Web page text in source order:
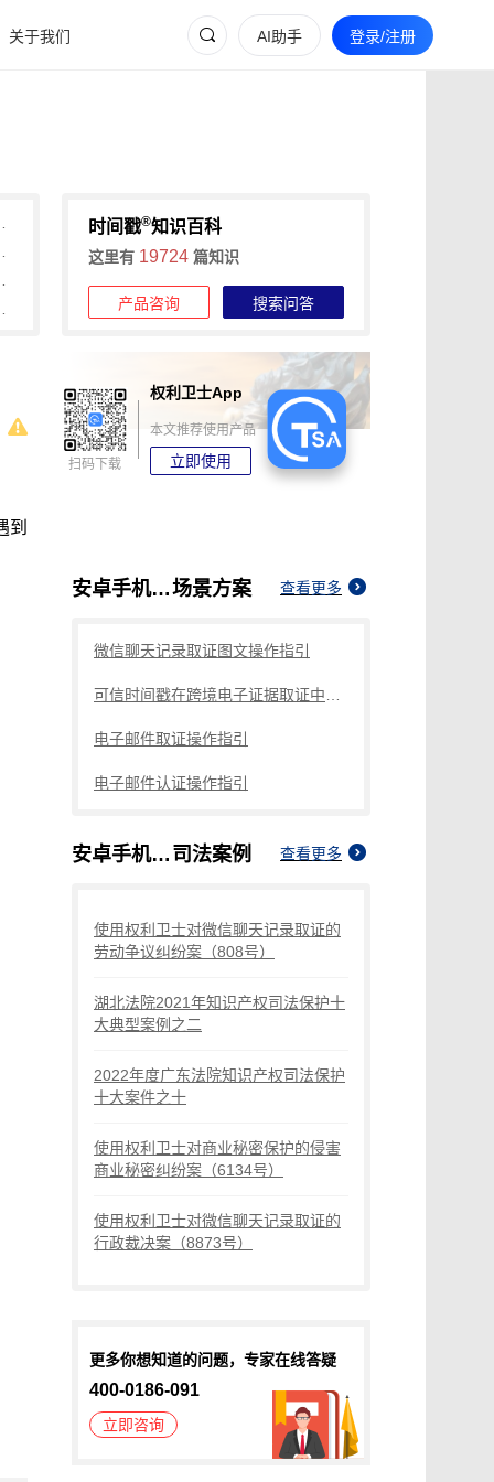
关于我们 AI助手 登录/注册
时间戳®知识百科
这里有 19724 篇知识
产品咨询 搜索问答
到
扫码下载
权利卫士App
本文推荐使用产品
立即使用
安卓手机录屏取证常见问题场景方案 查看更多
微信聊天记录取证图文操作指引
电子邮件取证操作指引
电子邮件认证操作指引
安卓手机录屏取证常见问题 司法案例 查看更多
使用权利卫士对微信聊天记录取证的
劳动争议纠纷案（808号）
湖北法院2021年知识产权司法保护十
大典型案例之二
2022年度广东法院知识产权司法保护
十大案件之十
使用权利卫士对商业秘密保护的侵害
商业秘密纠纷案（6134号）
使用权利卫士对微信聊天记录取证的
行政裁决案（8873号）
更多你想知道的问题，专家在线答疑
400-0186-091
立即咨询